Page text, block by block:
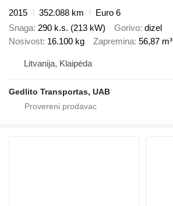
2015
352.088 km
Euro 6
Snaga 290 k.s. (213 kW) Gorivo dizel
Nosivost 16.100 kg Zapremina 56,87 m³
Litvanija, Klaipėda
Gedlito Transportas, UAB